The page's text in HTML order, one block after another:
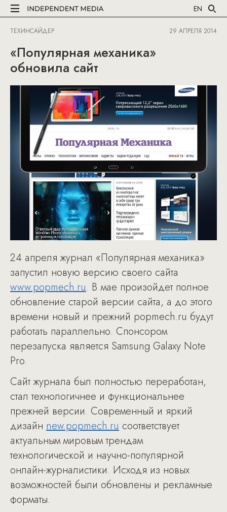
EN
ТЕХИНСАЙДЕР 29 АПРЕЛЯ 2014
«Популярная механика»
обновила сайт
24 апреля журнал «Популярная механика»
запустил новую версию своего сайта
www.popmech.ru. В мае произойдет полное
обновление старой версии сайта, а до этого
времени новый и прежний popmech.ru будут
работать параллельно. Спонсором
перезапуска является Samsung Galaxy Note
Pro.
Сайт журнала был полностью переработан,
стал технологичнее и функциональнее
прежней версии. Современный и яркий
дизайн new.popmech.ru соответствует
актуальным мировым трендам
технологической и научно-популярной
онлайн-журналистики. Исходя из новых
возможностей были обновлены и рекламные
форматы.